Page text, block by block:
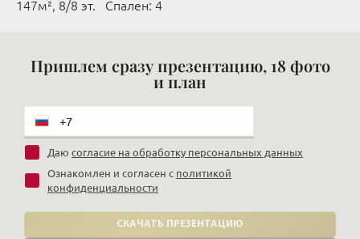
147м², 8/8 эт. Cпален: 4
Пришлем сразу презентацию, 18 фото
и план
Даю согласие на обработку персональных данных
Ознакомлен и согласен с политикой
конфиденциальности
СКАЧАТЬ ПРЕЗЕНТАЦИЮ